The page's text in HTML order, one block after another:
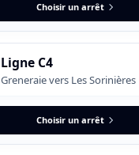
Choisir un arrêt
Ligne C4
Greneraie vers Les Sorinières
Choisir un arrêt